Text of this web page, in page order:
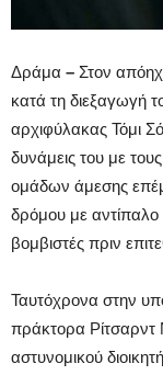
Δράμα – Στον
κατά τη διεξαγωγή
αρχιφύλακας Τόμι
δυνάμεις του με
ομάδων άμεσης
δρόμου με αντίπαλο
βομβιστές πριν
Ταυτόχρονα στην
πράκτορα Ρίτσαρντ
αστυνομικού